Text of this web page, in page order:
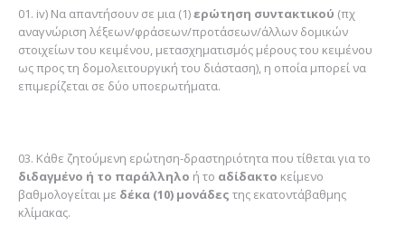
iv) Να απαντήσουν σε μια (1)ερώτηση συντακτικού (πχ
αναγνώριση λέξεων/φράσεων/προτάσεων/άλλων δομικών
στοιχείων του κειμένου, μετασχηματισμός μέρους του κειμένου
ως προς τη δομολειτουργική του διάσταση), η οποία μπορεί να
επιμερίζεται σε δύο υποερωτήματα.
Κάθε ζητούμενη ερώτηση-δραστηριότητα που τίθεται για το
διδαγμένο ή το παράλληλο ή το αδίδακτο κείμενο
βαθμολογείται με δέκα (10) μονάδες της εκατοντάβαθμης
κλίμακας.